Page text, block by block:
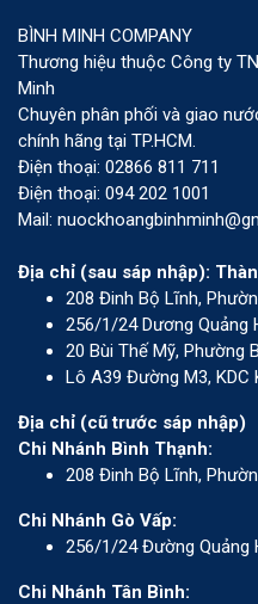
BÌNH MINH COMPANY
Thương hiệu thuộc Công ty
Minh
Chuyên phân phối và giao
chính hãng tại TP.HCM.
Điện thoại: 02866 811 711
Điện thoại: 094 202 1001
Mail:
Địa chỉ (sau sáp nhập):
208 Đinh Bộ Lĩnh,
256/1/24 Dương Quảng
20 Bùi Thế Mỹ, Phường
Lô A39 Đường M3, KDC
Địa chỉ (cũ trước sáp nhập)
Chi Nhánh Bình Thạnh:
208 Đinh Bộ Lĩnh,
Chi Nhánh Gò Vấp:
256/1/24 Đường Quảng
Chi Nhánh Tân Bình: